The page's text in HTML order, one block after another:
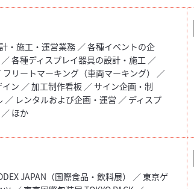
・施工・運営業務 ／ 各種イベントの企
各種ディスプレイ器具の設計・施工 ／
リートマーキング（車両マーキング） ／
ン ／ 加工制作看板 ／ サイン企画・制
／ レンタルおよび企画・運営 ／ ディスプ
ほか
JAPAN（国際食品・飲料展） ／ 東京ゲ